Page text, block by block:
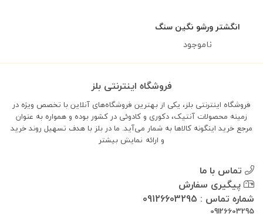
انگشتر ورشو نگین سنگ
ناموجود
فروشگاه اینترنتی بلز
فروشگاه اینترنتی بلز، یکی از بهترین فروشگاه‌های آنلاین با تخصص ویژه در
زمینه محصولات آنتیک، دکوری و کادوئی در کشور بوده و همواره به عنوان
مرجع خرید اینگونه کالاها به شمار می‌آید. ما در بلز با هدف تسهیل روند خرید
و ارائه نمایش بیشتر
تماس با ما
پیگیری سفارش
شماره تماس : 09126603295
09126603295